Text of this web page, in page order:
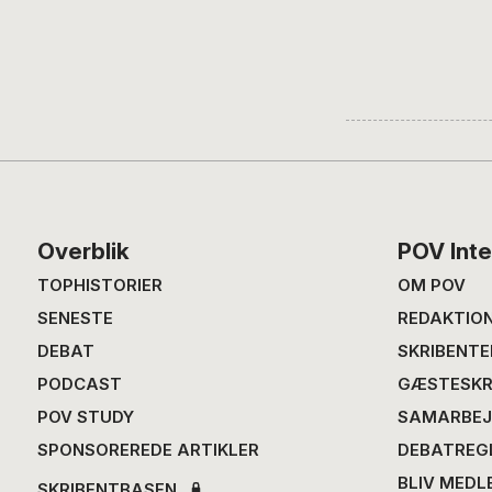
Footer
Overblik
TOPHISTORIER
SENESTE
DEBAT
PODCAST
POV STUDY
SPONSOREREDE ARTIKLER
POV
OM POV
BLIV